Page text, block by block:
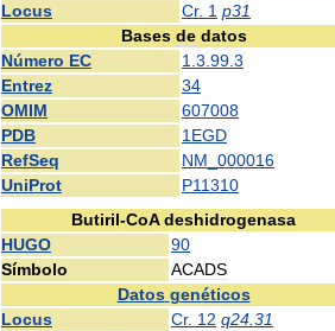
Locus
Cr. 1 p31
Bases de datos
Número EC 1 3 99 3
Entrez
34
OMIM
607008
PDB
1EGD
RefSeq
NM 000016
UniProt
P11310
Butiril-CoA deshidrogenasa
HUGO
90
Símbolo
ACADS
Datos genéticos
Locus
Cr. 12 q24 31